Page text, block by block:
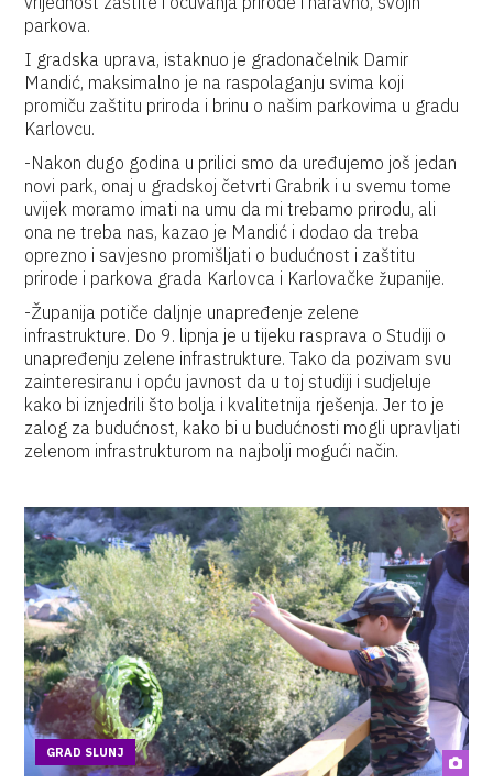
parkova.
I gradska uprava, istaknuo je gradonačelnik Damir
Mandić, maksimalno je na raspolaganju svima koji
promiču zaštitu priroda i brinu o našim parkovima u gradu
Karlovcu.
-Nakon dugo godina u prilici smo da uređujemo još jedan
novi park, onaj u gradskoj četvrti Grabrik i u svemu tome
uvijek moramo imati na umu da mi trebamo prirodu, ali
ona ne treba nas, kazao je Mandić i dodao da treba
oprezno i savjesno promišljati o budućnost i zaštitu
prirode i parkova grada Karlovca i Karlovačke županije.
-Županija potiče daljnje unapređenje zelene
infrastrukture. Do 9. lipnja je u tijeku rasprava o Studiji o
unapređenju zelene infrastrukture. Tako da pozivam svu
zainteresiranu i opću javnost da u toj studiji i sudjeluje
kako bi iznjedrili što bolja i kvalitetnija rješenja. Jer to je
zalog za budućnost, kako bi u budućnosti mogli upravljati
zelenom infrastrukturom na najbolji mogući način.
GRAD SLUNJ